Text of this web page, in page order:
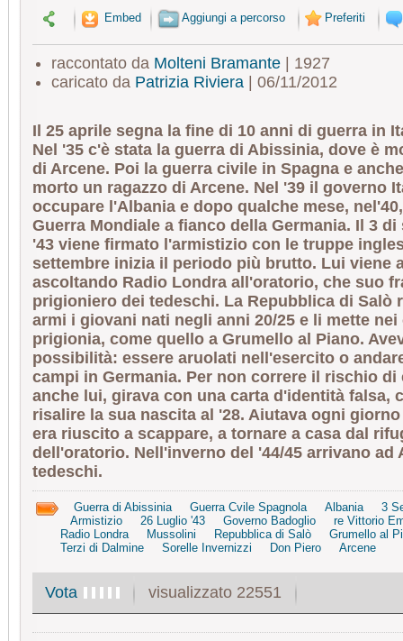
Embed Aggiungi a percorso Preferiti
raccontato da Molteni Bramante| 1927
caricato da Patrizia Riviera| 06/11/2012
Il 25 aprile segna la fine di 10 anni di guerra in
Nel '35 c'è stata la guerra di Abissinia, dove è
di Arcene. Poi la guerra civile in Spagna e
morto un ragazzo di Arcene. Nel '39 il governo
occupare l'Albania e dopo qualche mese,
Guerra Mondiale a fianco della Germania. Il 3 di
'43 viene firmato l'armistizio con le truppe
settembre inizia il periodo più brutto. Lui viene
ascoltando Radio Londra all'oratorio, che suo
prigioniero dei tedeschi. La Repubblica di Salò
armi i giovani nati negli anni 20/25 e li mette nei
prigionia, come quello a Grumello al Piano.
possibilità: essere aruolati nell'esercito o
campi in Germania. Per non correre il rischio di
anche lui, girava con una carta d'identità falsa,
risalire la sua nascita al '28. Aiutava ogni
era riuscito a scappare, a tornare a casa dal
dell'oratorio. Nell'inverno del '44/45 arrivano ad
tedeschi.
Guerra di Abissinia Guerra Cvile Spagnola Albania
3
Armistizio
26 Luglio '43 Governo Badoglio
re Vittorio
Radio Londra
Mussolini Repubblica di Salò
Grumello al
Terzi di Dalmine
Sorelle Invernizzi Don Piero Arcene
Vota visualizzato 22551